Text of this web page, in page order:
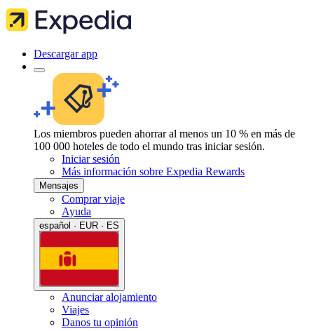
Descargar app
Los miembros pueden ahorrar al menos un 10 % en más de
100 000 hoteles de todo el mundo tras iniciar sesión.
Iniciar sesión
Más información sobre Expedia Rewards
Mensajes
Comprar viaje
Ayuda
español · EUR · ES
Anunciar alojamiento
Viajes
Danos tu opinión